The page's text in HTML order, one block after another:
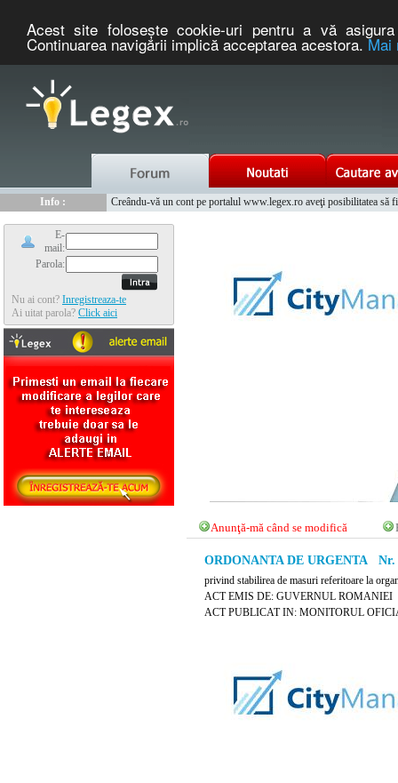
Acest site foloseşte cookie-uri pentru a vă
Continuarea navigării implică acceptarea acestora.Mai
Info :
www.tntauto.ro - Managementul Integrat al Parcului Auto
E-
mail:
Parola:
Nu ai cont? Inregistreaza-te
Ai uitat parola? Click aici
Anunţă-mă când se modifică
ORDONANTA DE URGENTA Nr.
privind stabilirea de masuri referitoare la
ACT EMIS DE: GUVERNUL ROMANIEI
ACT PUBLICAT IN: MONITORUL